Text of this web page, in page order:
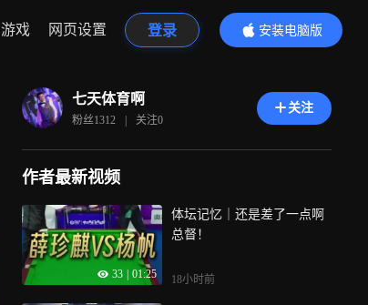
游戏 网页设置 登录
安装电脑版
内容更精彩
七天体育啊
粉丝1312 | 关注0
关注
作者最新视频
33 01:25
体坛记忆｜还是差了一点啊
总督！
18小时前